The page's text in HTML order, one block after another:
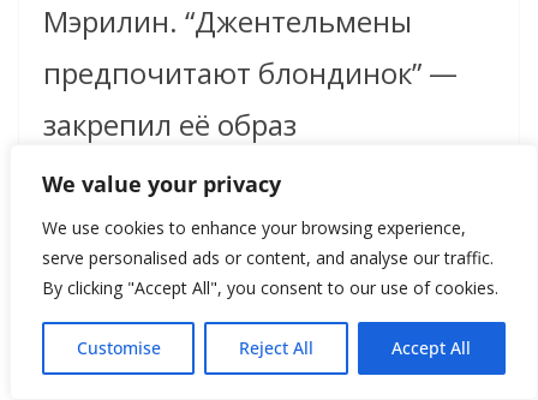
We value your privacy
We use cookies to enhance your browsing experience,
serve personalised ads or content, and analyse our traffic.
By clicking "Accept All", you consent to our use of cookies.
Customise Reject All Accept All
Мэрилин. “Джентельмены
предпочитают блондинок” —
закрепил её образ
ослепительной комедийной
блондинки, которая поёт про
бриллианты так, будто читает
экономический манифест в
перчатках. The Seven Year Itch—